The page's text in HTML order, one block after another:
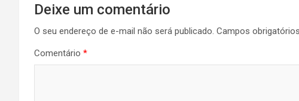
Deixe um comentário
O seu endereço de e-mail não será publicado. Campos
Comentário *